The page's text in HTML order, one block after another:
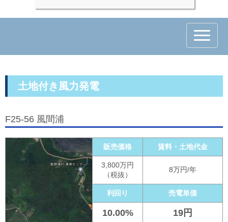
N
a
v
a
o
土地付き風力発電
F25-56 風間浦
販売価格 賃料・土地代金
3,800万円
（税抜）
8万円/年
利回り 売電単価
10.00% 19円